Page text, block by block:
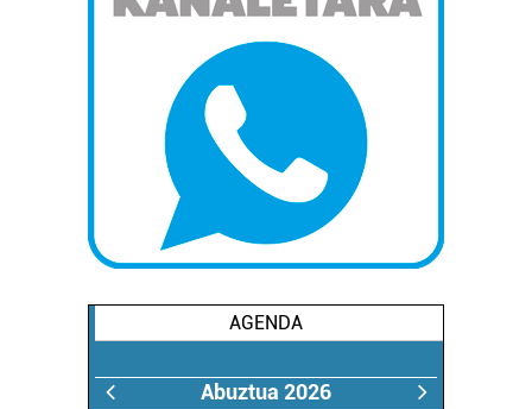
AGENDA
Abuztua 2026